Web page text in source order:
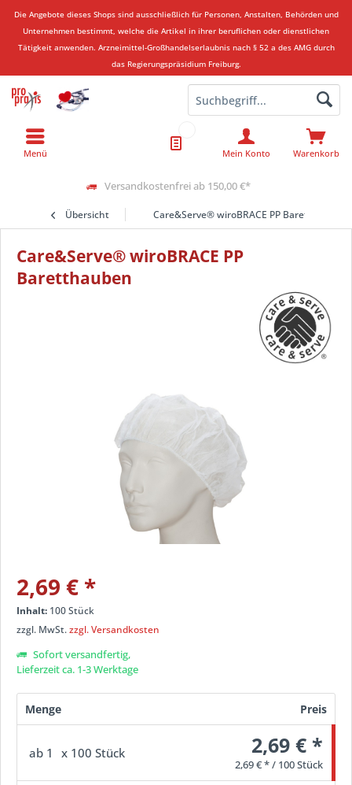
Die Angebote dieses Shops sind ausschließlich für Personen, Anstalten, Behörden und
Unternehmen bestimmt, welche die Artikel in ihrer beruflichen oder dienstlichen
Tätigkeit anwenden. Arzneimittel-Großhandelserlaubnis nach § 52 a des AMG durch
das Regierungspräsidium Freiburg.
Versandkostenfrei ab 150,00 €*
Warenkorb
Mein Konto
Menü
Übersicht Care&Serve® wiroBRACE PP Baretthauben
Care&Serve® wiroBRACE PP
Baretthauben
2,69 € *
Inhalt: 100 Stück
zzgl. MwSt.zzgl. Versandkosten
Sofort versandfertig,
Lieferzeit ca. 1-3 Werktage
Menge Preis
ab 1 x 100 Stück 2,69 € *
2,69 € * / 100 Stück